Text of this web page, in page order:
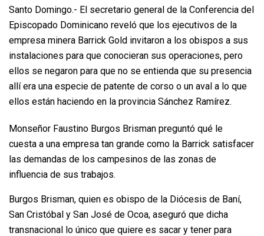
Santo Domingo.- El secretario general de la Conferencia del
Episcopado Dominicano reveló que los ejecutivos de la
empresa minera Barrick Gold invitaron a los obispos a sus
instalaciones para que conocieran sus operaciones, pero
ellos se negaron para que no se entienda que su presencia
allí era una especie de patente de corso o un aval a lo que
ellos están haciendo en la provincia Sánchez Ramírez.
Monseñor Faustino Burgos Brisman preguntó qué le
cuesta a una empresa tan grande como la Barrick satisfacer
las demandas de los campesinos de las zonas de
influencia de sus trabajos.
Burgos Brisman, quien es obispo de la Diócesis de Baní,
San Cristóbal y San José de Ocoa, aseguró que dicha
transnacional lo único que quiere es sacar y tener para